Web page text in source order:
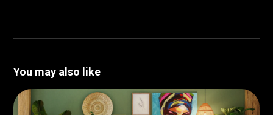
You may also like